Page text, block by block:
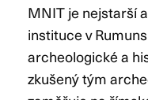
MNIT je nejstarší
instituce v
archeologické a
zkušený tým